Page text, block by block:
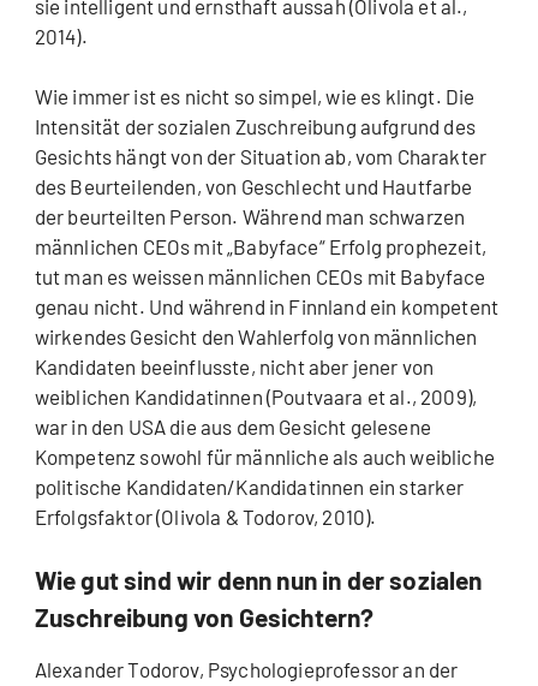
sie intelligent und ernsthaft aussah (Olivola et al.,
2014).
Wie immer ist es nicht so simpel, wie es klingt. Die
Intensität der sozialen Zuschreibung aufgrund des
Gesichts hängt von der Situation ab, vom Charakter
des Beurteilenden, von Geschlecht und Hautfarbe
der beurteilten Person. Während man schwarzen
männlichen CEOs mit „Babyface“ Erfolg prophezeit,
tut man es weissen männlichen CEOs mit Babyface
genau nicht. Und während in Finnland ein kompetent
wirkendes Gesicht den Wahlerfolg von männlichen
Kandidaten beeinflusste, nicht aber jener von
weiblichen Kandidatinnen (Poutvaara et al., 2009),
war in den USA die aus dem Gesicht gelesene
Kompetenz sowohl für männliche als auch weibliche
politische Kandidaten/Kandidatinnen ein starker
Erfolgsfaktor (Olivola & Todorov, 2010).
Wie gut sind wir denn nun in der sozialen
Zuschreibung von Gesichtern?
Alexander Todorov, Psychologieprofessor an der